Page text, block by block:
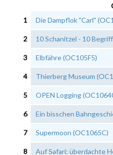
1
Die Dampflok "Carl"
2 10 Schanitzel - 10
3 Elbfähre (OC105F5)
4 Thierberg Museum
5 OPEN Logging
6 Ein bisschen
7 Supermoon (OC1065C)
8 Auf Safari: überdachte